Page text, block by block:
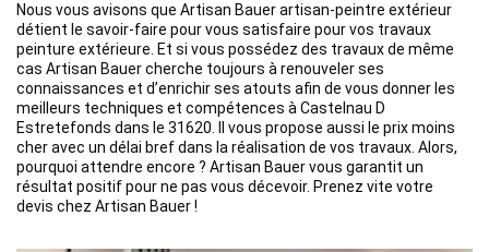
Nous vous avisons que Artisan Bauer artisan-peintre extérieur
détient le savoir-faire pour vous satisfaire pour vos travaux
peinture extérieure. Et si vous possédez des travaux de même
cas Artisan Bauer cherche toujours à renouveler ses
connaissances et d’enrichir ses atouts afin de vous donner les
meilleurs techniques et compétences à Castelnau D
Estretefonds dans le 31620. Il vous propose aussi le prix moins
cher avec un délai bref dans la réalisation de vos travaux. Alors,
pourquoi attendre encore ? Artisan Bauer vous garantit un
résultat positif pour ne pas vous décevoir. Prenez vite votre
devis chez Artisan Bauer !